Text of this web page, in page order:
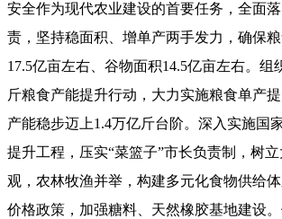
安全作为现代农业建设的首要任务，全面
责，坚持稳面积、增单产两手发力，确保
17.5亿亩左右、谷物面积14.5亿亩左右。组
斤粮食产能提升行动，大力实施粮食单产
产能稳步迈上1.4万亿斤台阶。深入实施国
提升工程，压实“菜篮子”市长负责制，树
观，农林牧渔并举，构建多元化食物供给
价格政策，加强糖料、天然橡胶基地建设